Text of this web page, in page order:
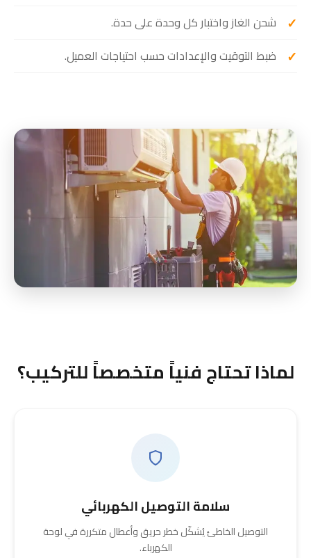
شحن الغاز واختبار كل وحدة على حدة.
ضبط التوقيت والإعدادات حسب احتياجات العميل.
لماذا تحتاج فنياً متخصصاً للتركيب؟
سلامة التوصيل الكهربائي
التوصيل الخاطئ يُشكّل خطر حريق وأعطال متكررة في لوحة
الكهرباء.